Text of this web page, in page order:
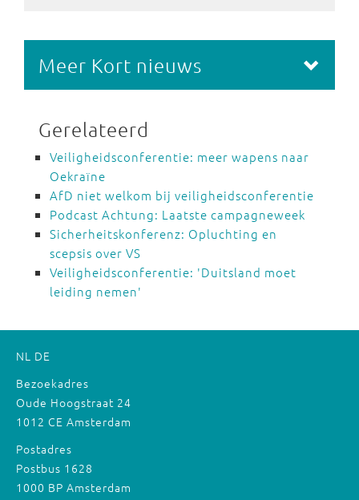
Meer Kort nieuws
Gerelateerd
Veiligheidsconferentie: meer wapens naar
Oekraïne
AfD niet welkom bij veiligheidsconferentie
Podcast Achtung: Laatste campagneweek
Sicherheitskonferenz: Opluchting en
scepsis over VS
Veiligheidsconferentie: 'Duitsland moet
leiding nemen'
NL DE
Bezoekadres
Oude Hoogstraat 24
1012 CE Amsterdam
Postadres
Postbus 1628
1000 BP Amsterdam